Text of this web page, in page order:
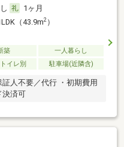
1ヶ月
（43.9m2）
築
一人暮らし
イレ別 駐車場(近隣含)
人不要／代行 ・初期費用
決済可